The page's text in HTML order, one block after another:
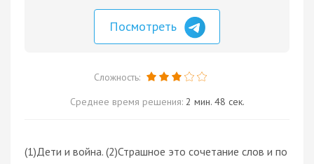
Посмотреть
Сложность:
Среднее время решения: 2 мин. 48 сек.
(1)Дети и война. (2)Страшное это сочетание слов и по